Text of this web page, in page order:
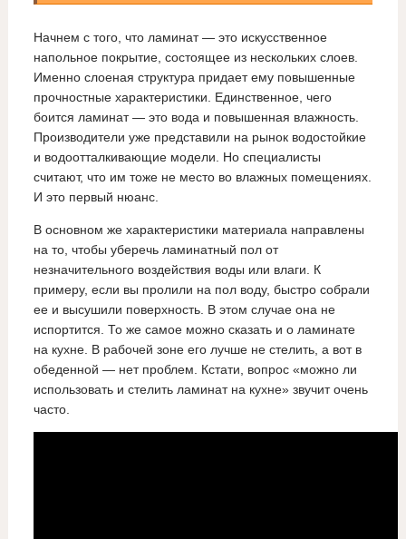
Начнем с того, что ламинат — это искусственное
напольное покрытие, состоящее из нескольких слоев.
Именно слоеная структура придает ему повышенные
прочностные характеристики. Единственное, чего
боится ламинат — это вода и повышенная влажность.
Производители уже представили на рынок водостойкие
и водоотталкивающие модели. Но специалисты
считают, что им тоже не место во влажных помещениях.
И это первый нюанс.
В основном же характеристики материала направлены
на то, чтобы уберечь ламинатный пол от
незначительного воздействия воды или влаги. К
примеру, если вы пролили на пол воду, быстро собрали
ее и высушили поверхность. В этом случае она не
испортится. То же самое можно сказать и о ламинате
на кухне. В рабочей зоне его лучше не стелить, а вот в
обеденной — нет проблем. Кстати, вопрос «можно ли
использовать и стелить ламинат на кухне» звучит очень
часто.